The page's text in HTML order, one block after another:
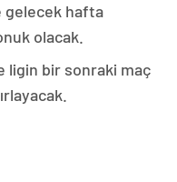
gelecek hafta
olacak.
ligin bir sonraki maç